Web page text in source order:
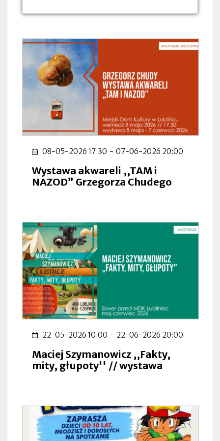
08-05-2026 17:30 - 07-06-2026 20:00
Wystawa akwareli ,,TAM i
NAZOD” Grzegorza Chudego
22-05-2026 10:00 - 22-06-2026 20:00
Maciej Szymanowicz ,,Fakty,
mity, głupoty'' // wystawa